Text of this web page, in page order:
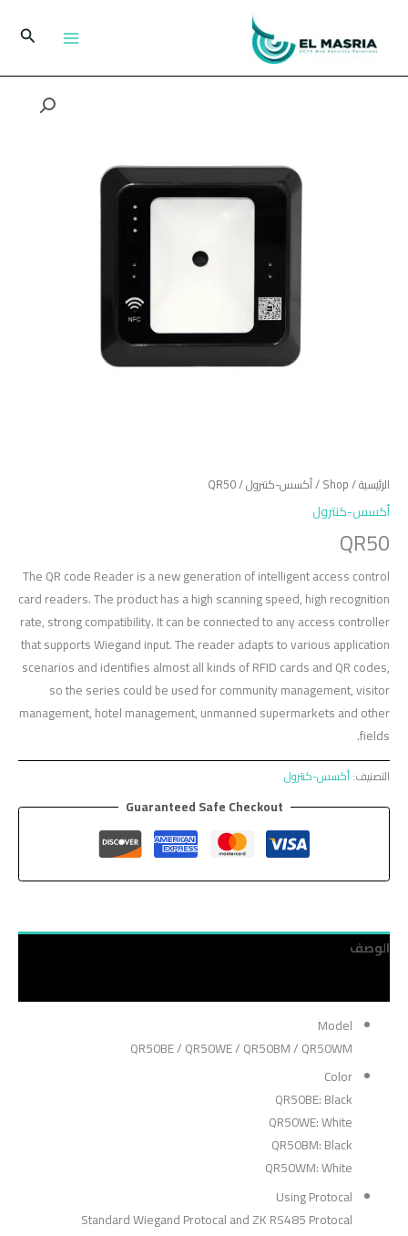
المحتوى
البحث
الرئيسية/
Shop
/أكسس-كنترول/ QR50
أكسس-كنترول
QR50
The QR code Reader is a new generation of intelligent access control
card readers. The product has a high scanning speed, high recognition
rate, strong compatibility. It can be connected to any access controller
that supports Wiegand input. The reader adapts to various application
scenarios and identifies almost all kinds of RFID cards and QR codes,
so the series could be used for community management, visitor
management, hotel management, unmanned supermarkets and other
fields.
التصنيف:أكسس-كنترول
Guaranteed Safe Checkout
الوصف
Model
QR50BE / QR50WE / QR50BM / QR50WM
Color
QR50BE: Black
QR50WE: White
QR50BM: Black
QR50WM: White
Using Protocal
Standard Wiegand Protocal and ZK RS485 Protocal